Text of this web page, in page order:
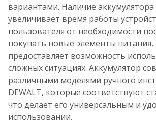
вариантами. Наличие
увеличивает время работы
пользователя от необходимости
покупать новые элементы питания,
предоставляет возможность
сложных ситуациях. Аккумулятор
различными моделями ручного
DEWALT, которые соответствуют
что делает его универсальным и
использовании.